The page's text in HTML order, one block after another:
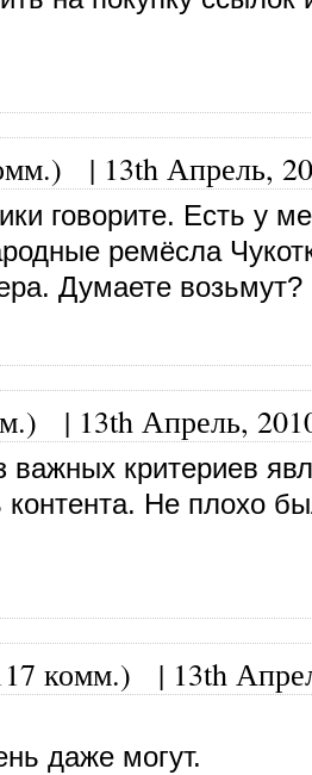
| 13th Апрель,
говорите. Есть у
ремёсла
Думаете возьмут?
| 13th Апрель,
критериев
контента. Не плохо
комм.) | 13th
даже могут.